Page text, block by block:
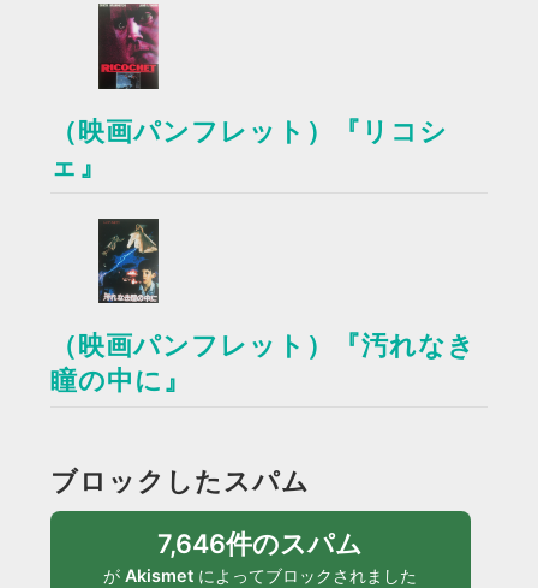
（映画パンフレット）『リコシ
ェ』
（映画パンフレット）『汚れなき
瞳の中に』
ブロックしたスパム
7,646件のスパム
がAkismet によってブロックされました